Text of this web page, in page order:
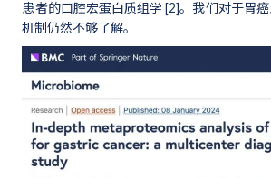
患者的口腔宏蛋白质组学 [2]。我们对于胃
机制仍然不够了解。